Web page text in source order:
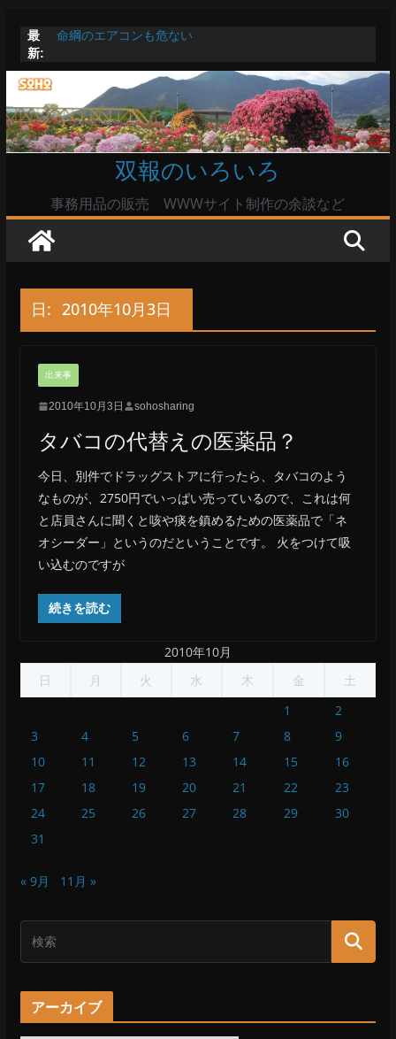
テ
ン
ツ
へ
ッ
最
新:
命綱のエアコンも危ない
た暑い
Windowsユーザーは公共の共有Wi-Fiは使うな?
高市首相とは隙間風が吹く鈴木憲和農水相
陸自部隊の思想信条調査報道受け小泉防衛相「不適切活
動ない」で良いのか
双報のいろいろ
事務用品の販売 WWWサイト制作の余談など
日: 2010年10月3日
出来事
2010年10月3日 sohosharing
タバコの代替えの医薬品？
今日、別件でドラッグストアに行ったら、タバコのよう
なものが、2750円でいっぱい売っているので、これは何
と店員さんに聞くと咳や痰を鎮めるための医薬品で「ネ
オシーダー」というのだということです。 火をつけて吸
い込むのですが
続きを読む
2010年10月
日
月 火 水 木 金
土
1
2
3
4 5 6 7 8
9
10
11 12 13 14 15
16
17
18 19 20 21 22
23
24
25 26 27 28 29
30
31
« 9月 11月 »
アーカイブ